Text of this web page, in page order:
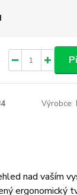
Výrobce:
nad vaším
ergonomický